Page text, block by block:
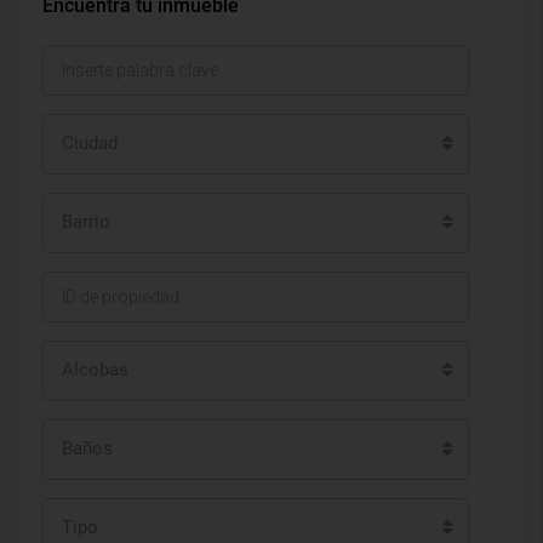
Encuentra tu inmueble